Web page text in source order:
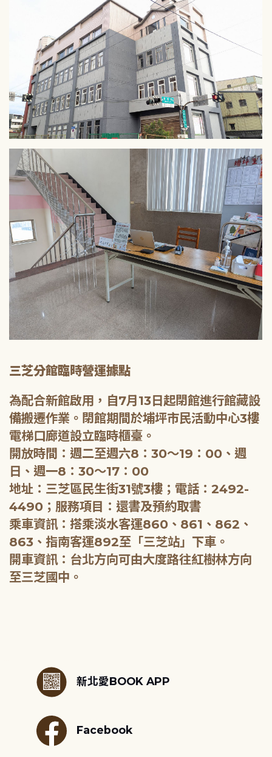
三芝分館臨時營運據點
為配合新館啟用，自7月13日起閉館進行館藏設
備搬遷作業。閉館期間於埔坪市民活動中心3樓
電梯口廊道設立臨時櫃臺。
開放時間：週二至週六8：30～19：00、週
日、週一8：30～17：00
地址：三芝區民生街31號3樓；電話：2492-
4490；服務項目：還書及預約取書
乘車資訊：搭乘淡水客運860、861、862、
863、指南客運892至「三芝站」下車。
開車資訊：台北方向可由大度路往紅樹林方向
至三芝國中。
新北愛BOOK APP
Facebook